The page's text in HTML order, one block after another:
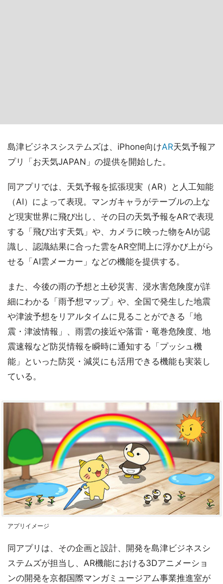
島津ビジネスシステムズは、iPhone向けAR天気予報ア
プリ「お天気JAPAN」の提供を開始した。
同アプリでは、天気予報を拡張現実（AR）と人工知能
（AI）によって表現。マンガキャラがテーブルの上な
ど現実世界に飛び出し、その日の天気予報をARで表現
する「飛び出す天気」や、カメラに映った物をAIが認
識し、認識結果に合った雲をAR空間上に浮かび上がら
せる「AI雲メーカー」などの機能を提供する。
また、今後の雨の予想と土砂災害、浸水害危険度が詳
細にわかる「雨予想マップ」や、全国で発生した地震
や津波予想をリアルタイムに見ることができる「地
震・津波情報」、雨雲の接近や落雷・竜巻危険度、地
震速報など防災情報を瞬時に通知する「プッシュ機
能」といった防災・減災にも活用できる機能も実装し
ている。
アプリイメージ
同アプリは、その企画と設計、開発を島津ビジネスシ
ステムズが担当し、AR機能における3Dアニメーショ
ンの開発を京都国際マンガミュージアム事業推進室が